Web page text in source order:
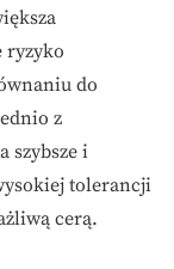
ryzyko
do
z
szybsze i
tolerancji
cerą.